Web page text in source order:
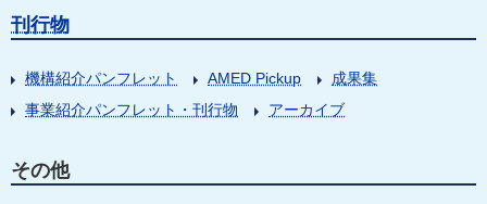
刊行物
機構紹介パンフレット AMED Pickup
成果集
事業紹介パンフレット・刊行物
アーカイブ
その他